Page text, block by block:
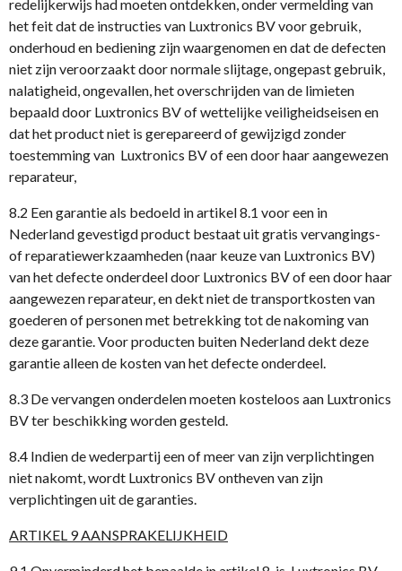
redelijkerwijs had moeten ontdekken, onder vermelding van
het feit dat de instructies van Luxtronics BV voor gebruik,
onderhoud en bediening zijn waargenomen en dat de defecten
niet zijn veroorzaakt door normale slijtage, ongepast gebruik,
nalatigheid, ongevallen, het overschrijden van de limieten
bepaald door Luxtronics BV of wettelijke veiligheidseisen en
dat het product niet is gerepareerd of gewijzigd zonder
toestemming van Luxtronics BV of een door haar aangewezen
reparateur,
8.2 Een garantie als bedoeld in artikel 8.1 voor een in
Nederland gevestigd product bestaat uit gratis vervangings-
of reparatiewerkzaamheden (naar keuze van Luxtronics BV)
van het defecte onderdeel door Luxtronics BV of een door haar
aangewezen reparateur, en dekt niet de transportkosten van
goederen of personen met betrekking tot de nakoming van
deze garantie. Voor producten buiten Nederland dekt deze
garantie alleen de kosten van het defecte onderdeel.
8.3 De vervangen onderdelen moeten kosteloos aan Luxtronics
BV ter beschikking worden gesteld.
8.4 Indien de wederpartij een of meer van zijn verplichtingen
niet nakomt, wordt Luxtronics BV ontheven van zijn
verplichtingen uit de garanties.
ARTIKEL 9 AANSPRAKELIJKHEID